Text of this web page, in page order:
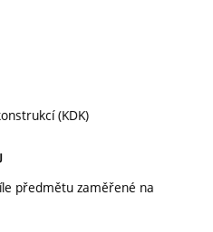
(KDK)
předmětu zaměřené na